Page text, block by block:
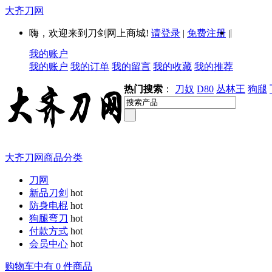
大齐刀网
嗨，欢迎来到刀剑网上商城! 请登录 | 免费注册 ||
我的账户
我的账户 我的订单 我的留言 我的收藏 我的推荐
热门搜索 ： 刀奴 D80 丛林王 狗腿
大齐刀网商品分类
刀网
新品刀剑 hot
防身电棍 hot
狗腿弯刀 hot
付款方式 hot
会员中心 hot
购物车中有 0 件商品